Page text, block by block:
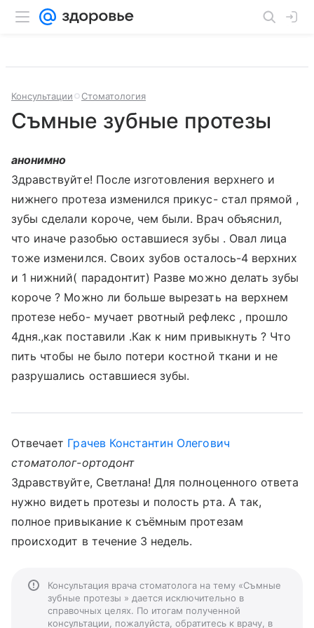
Консультации Стоматология
Съмные зубные протезы
анонимно
Здравствуйте! После изготовления верхнего и
нижнего протеза изменился прикус- стал прямой ,
зубы сделали короче, чем были. Врач объяснил,
что иначе разобью оставшиеся зубы . Овал лица
тоже изменился. Своих зубов осталось-4 верхних
и 1 нижний( парадонтит) Разве можно делать зубы
короче ? Можно ли больше вырезать на верхнем
протезе небо- мучает рвотный рефлекс , прошло
4дня.,как поставили .Как к ним привыкнуть ? Что
пить чтобы не было потери костной ткани и не
разрушались оставшиеся зубы.
Отвечает Грачев Константин Олегович
стоматолог-ортодонт
Здравствуйте, Светлана! Для полноценного ответа
нужно видеть протезы и полость рта. А так,
полное привыкание к съёмным протезам
происходит в течение 3 недель.
Консультация врача стоматолога на тему «Съмные
зубные протезы » дается исключительно в
справочных целях. По итогам полученной
консультации, пожалуйста, обратитесь к врачу, в